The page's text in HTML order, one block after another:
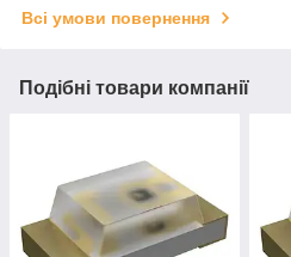
Всі умови повернення
Подібні товари компанії